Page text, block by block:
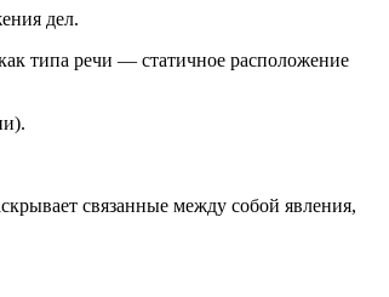
дел.
типа речи — статичное расположение
связанные между собой явления,